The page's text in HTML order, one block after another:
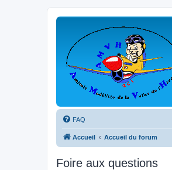
FAQ
Accueil Accueil du forum
Foire aux questions